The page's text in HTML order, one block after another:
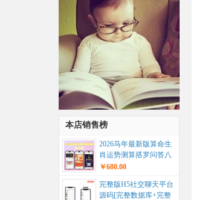
本店销售榜
2026马年最新版算命生
肖运势测算搭罗问答八
字合婚八字星座运势起
名系统...
￥680.00
完整版H5社交聊天平台
源码[完整数据库+完整